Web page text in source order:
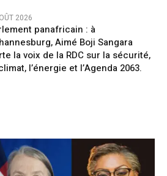
2026
panafricain : à
Aimé Boji Sangara
la voix de la RDC sur la sécurité,
l’énergie et l’Agenda 2063.